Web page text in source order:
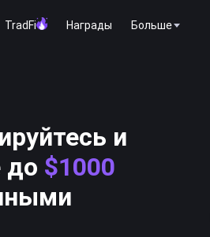
TradFi Награды Больше
и
до $1000